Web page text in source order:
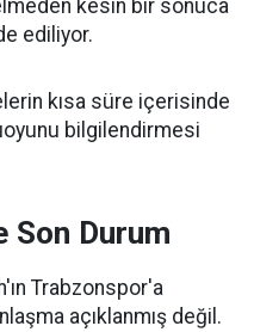
kesin bir sonuca
ediliyor.
kısa süre içerisinde
bilgilendirmesi
Son Durum
Trabzonspor'a
açıklanmış değil.